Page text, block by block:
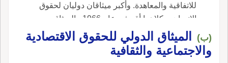
للاتفاقية والمعاهدة. وأكبر ميثاقان دوليان لحقوق
الإنسان، وكلاهما أقر في عام 1966 ، الميثاق
الدولي للحقوق المدنية والسياسية ICCPR
والميثاق الدولي الخاص بالحقوق الاجتماعية
والحضارية ICESCR.
(ب)
الميثاق الدولي للحقوق الاقتصادية
والاجتماعية والثقافية